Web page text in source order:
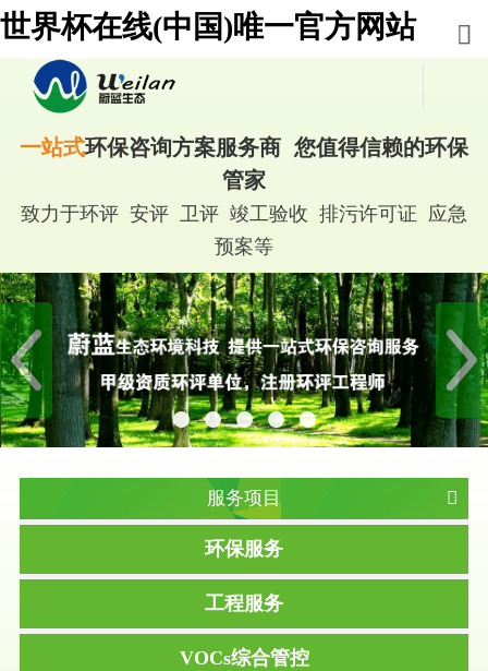
世界杯在线(中国)唯一官方网站
一站式环保咨询方案服务商 您值得信赖的环保
管家
致力于环评 安评 卫评 竣工验收 排污许可证 应急
预案等
服务项目
环保服务
工程服务
VOCs综合管控